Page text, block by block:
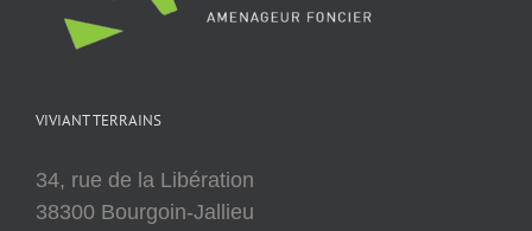
VIVIANT TERRAINS
34, rue de la Libération
38300 Bourgoin-Jallieu